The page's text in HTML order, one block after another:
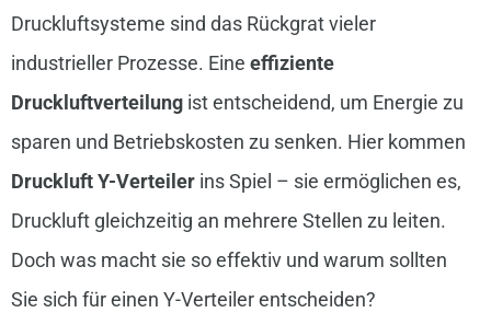
Druckluftsysteme sind das Rückgrat vieler
industrieller Prozesse. Eine effiziente
Druckluftverteilungist entscheidend, um Energie zu
sparen und Betriebskosten zu senken. Hier kommen
Druckluft Y-Verteilerins Spiel – sie ermöglichen es,
Druckluft gleichzeitig an mehrere Stellen zu leiten.
Doch was macht sie so effektiv und warum sollten
Sie sich für einen Y-Verteiler entscheiden?